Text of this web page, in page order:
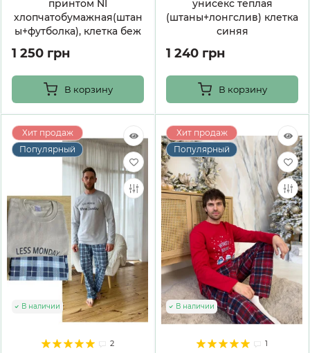
принтом NI
хлопчатобумажная(штан
ы+футболка), клетка беж
1 250 грн
В корзину
унисекс теплая
(штаны+лонгслив) клетка
синяя
1 240 грн
В корзину
Хит продаж
Популярный
2
В наличии
Хит продаж
Популярный
1
В наличии